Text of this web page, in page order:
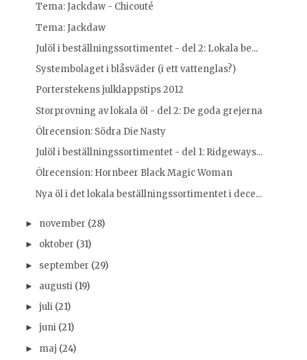
Tema: Jackdaw - Chicouté
Tema: Jackdaw
Julöl i beställningssortimentet - del 2: Lokala be...
Systembolaget i blåsväder (i ett vattenglas?)
Porterstekens julklappstips 2012
Storprovning av lokala öl - del 2: De goda grejerna
Ölrecension: Södra Die Nasty
Julöl i beställningssortimentet - del 1: Ridgeways...
Ölrecension: Hornbeer Black Magic Woman
Nya öl i det lokala beställningssortimentet i dece...
► november (28)
► oktober (31)
► september (29)
► augusti (19)
► juli (21)
► juni (21)
► maj (24)